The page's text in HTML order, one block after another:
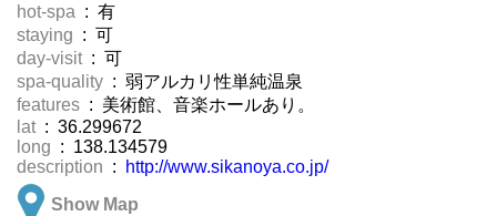
hot-spa : 有
staying : 可
day-visit : 可
spa-quality : 弱アルカリ性単純温泉
features : 美術館、音楽ホールあり。
lat : 36.299672
long : 138.134579
description :
http://www.sikanoya.co.jp/
Show Map